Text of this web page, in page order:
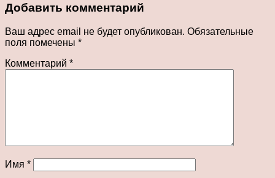
Добавить комментарий
Ваш адрес email не будет опубликован. Обязательные
поля помечены *
Комментарий *
Имя *